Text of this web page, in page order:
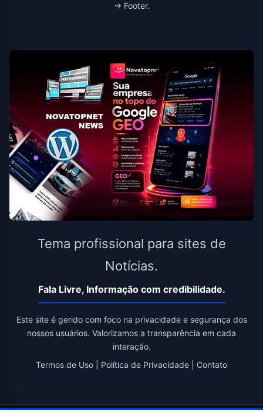
→ Footer.
Tema profissional para sites de
Notícias.
Fala Livre, Informação com credibilidade.
Este site é gerido com foco na privacidade e segurança dos
nossos usuários. Valorizamos a transparência em cada
interação.
Termos de Uso
Política de Privacidade Contato